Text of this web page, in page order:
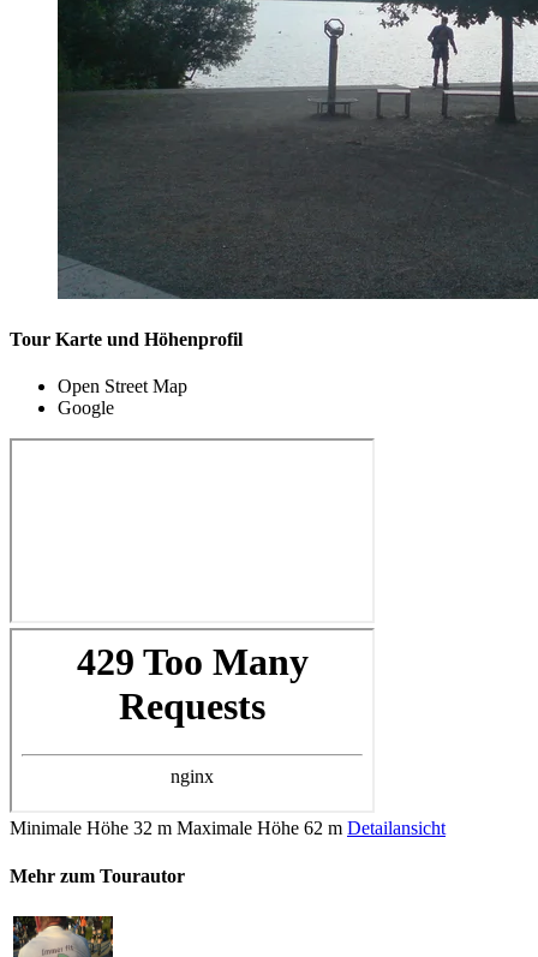
Tour Karte und Höhenprofil
Open Street Map
Google
Minimale Höhe 32 m Maximale Höhe 62 m Detailansicht
Mehr zum Tourautor